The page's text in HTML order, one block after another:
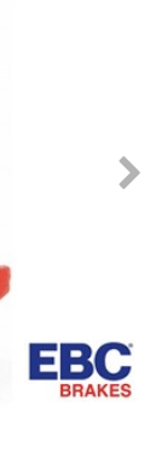
Brand